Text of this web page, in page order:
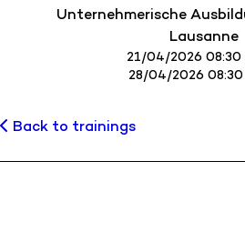
Unternehmerische
Lausanne
21/04/2026 08:30
28/04/2026 08:30
Back to trainings